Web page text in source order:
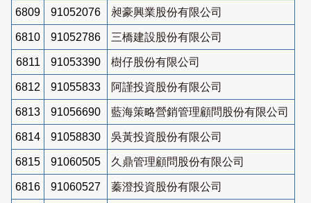
6809 91052076 昶豪興業股份有限公司
6810 91052786 三橋建設股份有限公司
6811 91053390 樹仔股份有限公司
6812 91055833 阿謹投資股份有限公司
6813 91056690 藍海策略營銷管理顧問股份有限公司
6814 91058830 吳黃投資股份有限公司
6815 91060505 久鼎管理顧問股份有限公司
6816 91060527 蓁澄投資股份有限公司